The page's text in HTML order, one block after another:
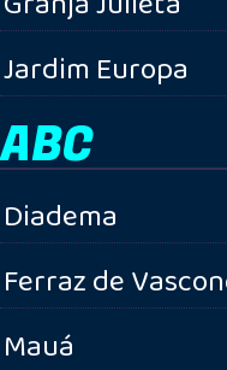
Jardim Europa
ABC
Diadema
Ferraz de
Mauá